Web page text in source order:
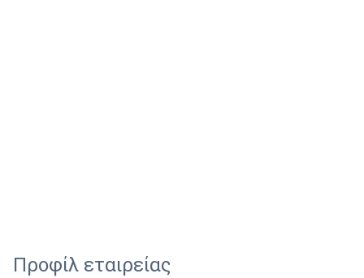
Προφίλ εταιρείας